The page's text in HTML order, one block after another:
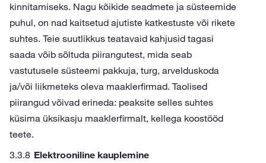
kinnitamiseks. Nagu kõikide seadmete ja süsteemide
puhul, on nad kaitsetud ajutiste katkestuste või rikete
suhtes. Teie suutlikkus teatavaid kahjusid tagasi
saada võib sõltuda piirangutest, mida seab
vastutusele süsteemi pakkuja, turg, arvelduskoda
ja/või liikmeteks oleva maaklerfirmad. Taolised
piirangud võivad erineda: peaksite selles suhtes
küsima üksikasju maaklerfirmalt, kellega koostööd
teete.
Elektrooniline kauplemine